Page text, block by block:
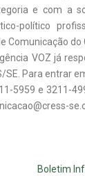
e com a
político
Comunicação do
VOZ já
SE. Para entrar
5959 e 3211-
Boletim